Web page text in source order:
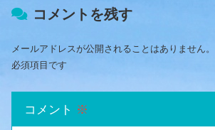
コメントを残す
メールアドレスが公開されることはありません。
必須項目です
コメント ※